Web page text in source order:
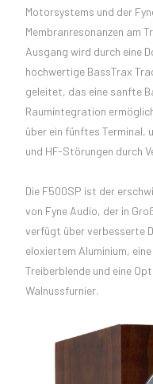
Motorsystems und der
Membranresonanzen am
Ausgang wird durch eine
hochwertige BassTrax
geleitet, das eine sanfte
Raumintegration
über ein fünftes Terminal,
und HF-Störungen durch
Die F500SP ist der
von Fyne Audio, der in
verfügt über verbesserte
eloxiertem Aluminium,
Treiberblende und eine
Walnussfurnier.